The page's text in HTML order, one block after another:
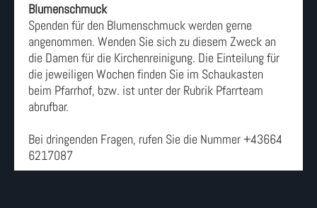
Blumenschmuck
Spenden für den Blumenschmuck werden gerne
angenommen. Wenden Sie sich zu diesem Zweck an
die Damen für die Kirchenreinigung. Die Einteilung für
die jeweiligen Wochen finden Sie im Schaukasten
beim Pfarrhof, bzw. ist unter der Rubrik Pfarrteam
abrufbar.
Bei dringenden Fragen, rufen Sie die Nummer +43664
6217087